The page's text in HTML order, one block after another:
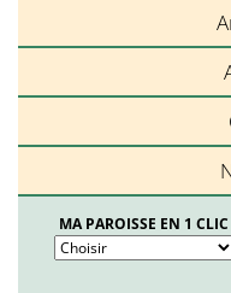
MA PAROISSE EN 1 CLIC